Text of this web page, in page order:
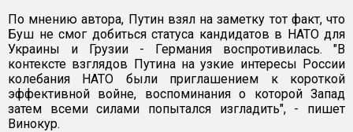
По мнению автора, Путин взял на заметку тот факт, что
Буш не смог добиться статуса кандидатов в НАТО для
Украины и Грузии - Германия воспротивилась. "В
контексте взглядов Путина на узкие интересы России
колебания НАТО были приглашением к короткой
эффективной войне, воспоминания о которой Запад
затем всеми силами попытался изгладить", - пишет
Винокур.